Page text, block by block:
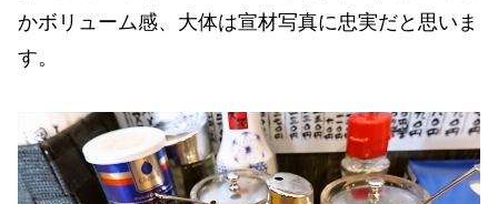
かボリューム感、大体は宣材写真に忠実だと思いま
す。